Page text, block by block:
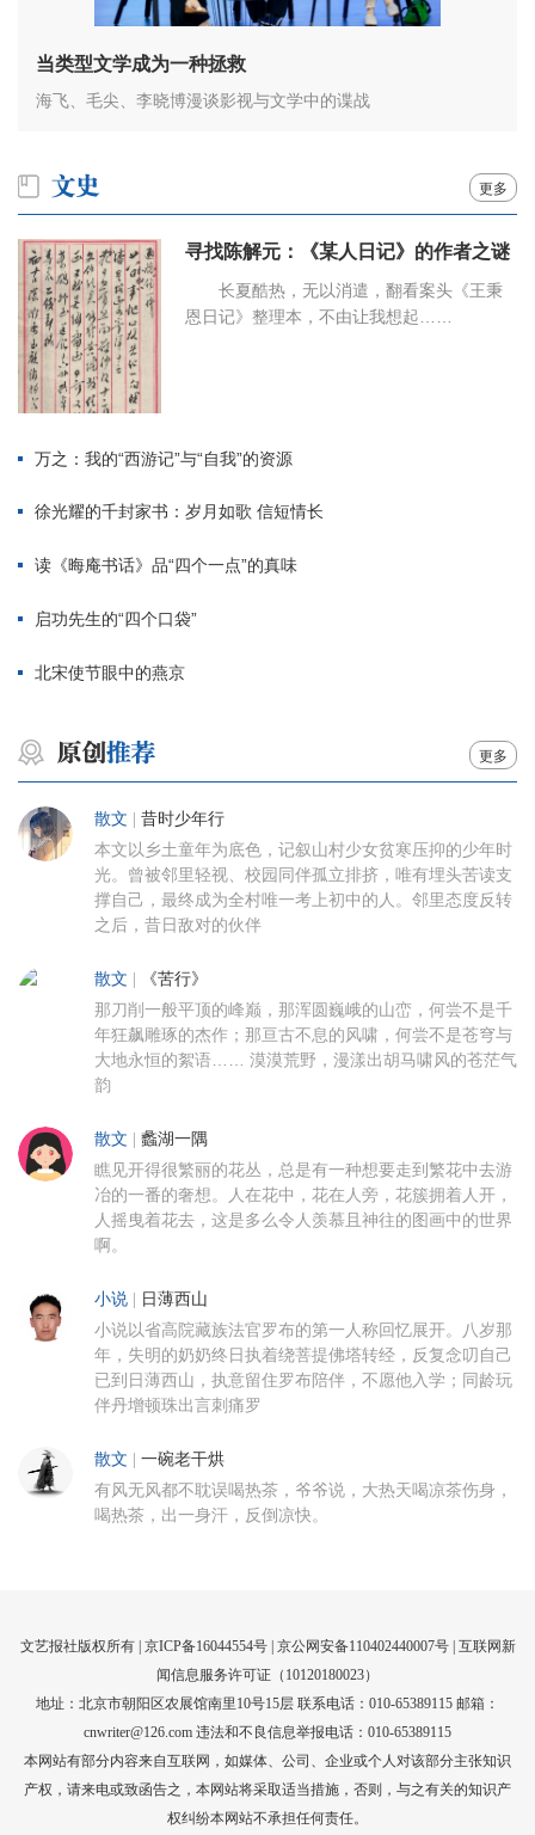
当类型文学成为一种拯救
海飞、毛尖、李晓博漫谈影视与文学中的谍战
更多
寻找陈解元：《某人日记》的作者之谜
长夏酷热，无以消遣，翻看案头《王秉
恩日记》整理本，不由让我想起……
万之：我的“西游记”与“自我”的资源
徐光耀的千封家书：岁月如歌 信短情长
读《晦庵书话》品“四个一点”的真味
启功先生的“四个口袋”
北宋使节眼中的燕京
更多
散文 昔时少年行
本文以乡土童年为底色，记叙山村少女贫寒压抑的少年时
光。曾被邻里轻视、校园同伴孤立排挤，唯有埋头苦读支
撑自己，最终成为全村唯一考上初中的人。邻里态度反转
之后，昔日敌对的伙伴
散文 《苦行》
那刀削一般平顶的峰巅，那浑圆巍峨的山峦，何尝不是千
年狂飙雕琢的杰作；那亘古不息的风啸，何尝不是苍穹与
大地永恒的絮语…… 漠漠荒野，漫漾出胡马啸风的苍茫气
韵
散文 蠡湖一隅
瞧见开得很繁丽的花丛，总是有一种想要走到繁花中去游
冶的一番的奢想。人在花中，花在人旁，花簇拥着人开，
人摇曳着花去，这是多么令人羡慕且神往的图画中的世界
啊。
小说 日薄西山
小说以省高院藏族法官罗布的第一人称回忆展开。八岁那
年，失明的奶奶终日执着绕菩提佛塔转经，反复念叨自己
已到日薄西山，执意留住罗布陪伴，不愿他入学；同龄玩
伴丹增顿珠出言刺痛罗
散文 一碗老干烘
有风无风都不耽误喝热茶，爷爷说，大热天喝凉茶伤身，
喝热茶，出一身汗，反倒凉快。
文艺报社版权所有 | 京ICP备16044554号| 京公网安备110402440007号 | 互联网新
闻信息服务许可证（10120180023）
地址：北京市朝阳区农展馆南里10号15层 联系电话：010-65389115 邮箱：
cnwriter@126.com 违法和不良信息举报电话：010-65389115
本网站有部分内容来自互联网，如媒体、公司、企业或个人对该部分主张知识
产权，请来电或致函告之，本网站将采取适当措施，否则，与之有关的知识产
权纠纷本网站不承担任何责任。